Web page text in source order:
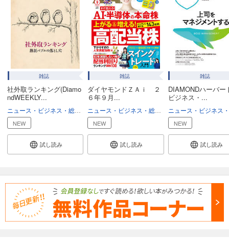
雑誌
社外取ランキング(Diamo
ndWEEKLY...
ビジネス
NEW
試し読み
雑誌
ダイヤモンドＺＡｉ ２
６年９月...
ビジネス
NEW
試し読み
雑誌
DIAMONDハーバー
ビジネス・...
NEW
試し読み